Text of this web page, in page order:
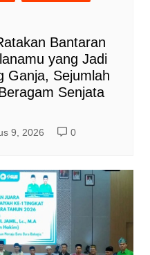
Bantaran
yang Jadi
Ganja, Sejumlah
Senjata
9, 2026 0